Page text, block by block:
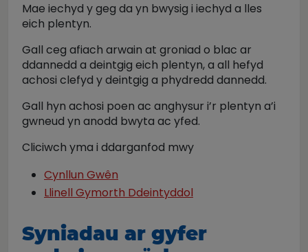
Mae iechyd y geg da yn bwysig i iechyd a lles
eich plentyn.
Gall ceg afiach arwain at groniad o blac ar
ddannedd a deintgig eich plentyn, a all hefyd
achosi clefyd y deintgig a phydredd dannedd.
Gall hyn achosi poen ac anghysur i’r plentyn a’i
gwneud yn anodd bwyta ac yfed.
Cliciwch yma i ddarganfod mwy
Cynllun Gwên
Llinell Gymorth Ddeintyddol
Syniadau ar gyfer